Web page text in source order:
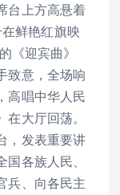
台上方高悬着
鲜艳红旗映
《迎宾曲》
致意，全场响
高唱中华人民
大厅回荡。
，发表重要讲
各族人民、
兵、向各民主